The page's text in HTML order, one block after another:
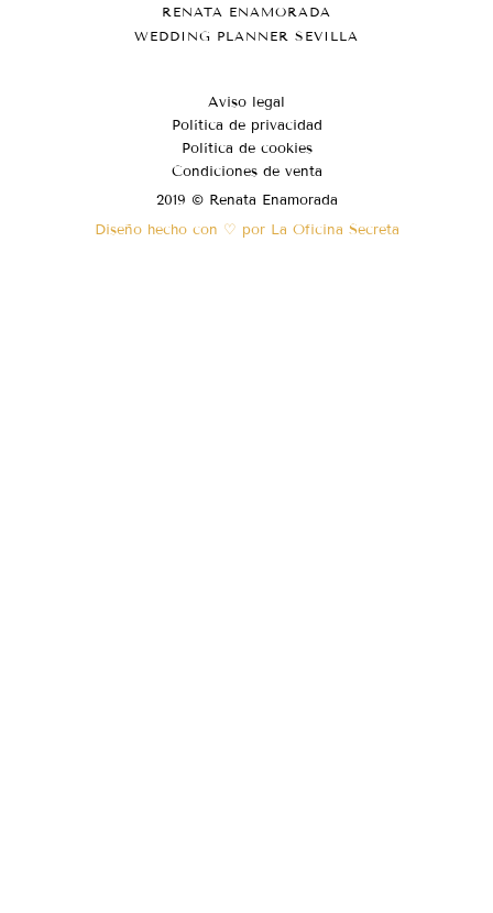
RENATA ENAMORADA
WEDDING PLANNER SEVILLA
Aviso legal
Política de privacidad
Política de cookies
Condiciones de venta
2019 © Renata Enamorada
Diseño hecho con ♡ por La Oficina Secreta